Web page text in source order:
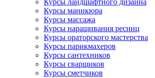
Курсы маникюра
Курсы массажа
Курсы наращивания ресниц
Курсы ораторского мастерства
Курсы парикмахеров
Курсы сантехников
Курсы сварщиков
Курсы сметчиков